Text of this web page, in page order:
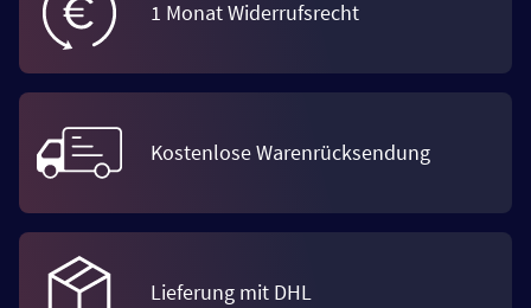
1 Monat Widerrufsrecht
Kostenlose Warenrücksendung
Lieferung mit DHL